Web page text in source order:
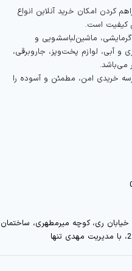
کردن امکان خرید آنلاین انواع
کیفیت است.
ماشین‌لباسشویی و
و آبی، لوازم پخت‌وپز، جاروبرقی،
می‌باشد.
خریدی امن، مطمئن و آسوده را
ری، کوچه میرمطهری، ساختمان